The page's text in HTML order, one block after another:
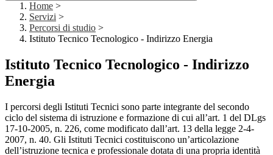
Home >
Servizi >
Percorsi di studio >
Istituto Tecnico Tecnologico - Indirizzo Energia
Istituto Tecnico Tecnologico - Indirizzo
Energia
I percorsi degli Istituti Tecnici sono parte integrante del secondo
ciclo del sistema di istruzione e formazione di cui all’art. 1 del DLgs
17-10-2005, n. 226, come modificato dall’art. 13 della legge 2-4-
2007, n. 40. Gli Istituti Tecnici costituiscono un’articolazione
dell’istruzione tecnica e professionale dotata di una propria identità